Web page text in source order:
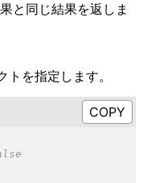
と同じ結果を返しま
トを指定します。